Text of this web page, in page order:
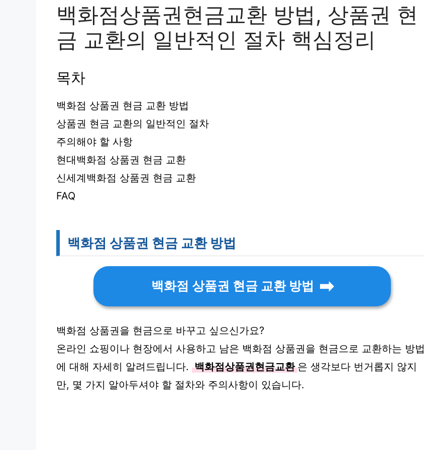
백화점상품권현금교환 방법, 상품권 현
금 교환의 일반적인 절차 핵심정리
목차
백화점 상품권 현금 교환 방법
상품권 현금 교환의 일반적인 절차
주의해야 할 사항
현대백화점 상품권 현금 교환
신세계백화점 상품권 현금 교환
FAQ
백화점 상품권 현금 교환 방법
백화점 상품권 현금 교환 방법
백화점 상품권을 현금으로 바꾸고 싶으신가요?
온라인 쇼핑이나 현장에서 사용하고 남은 백화점 상품권을 현금으로 교환하는 방법
에 대해 자세히 알려드립니다. 백화점상품권현금교환 은 생각보다 번거롭지 않지
만, 몇 가지 알아두셔야 할 절차와 주의사항이 있습니다.